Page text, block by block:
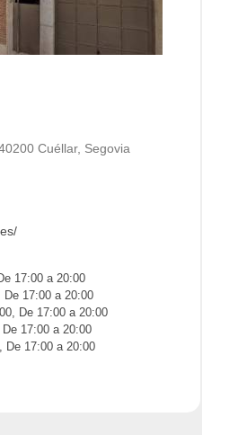
Cuéllar, Segovia
17:00 a 20:00
17:00 a 20:00
De 17:00 a 20:00
17:00 a 20:00
De 17:00 a 20:00